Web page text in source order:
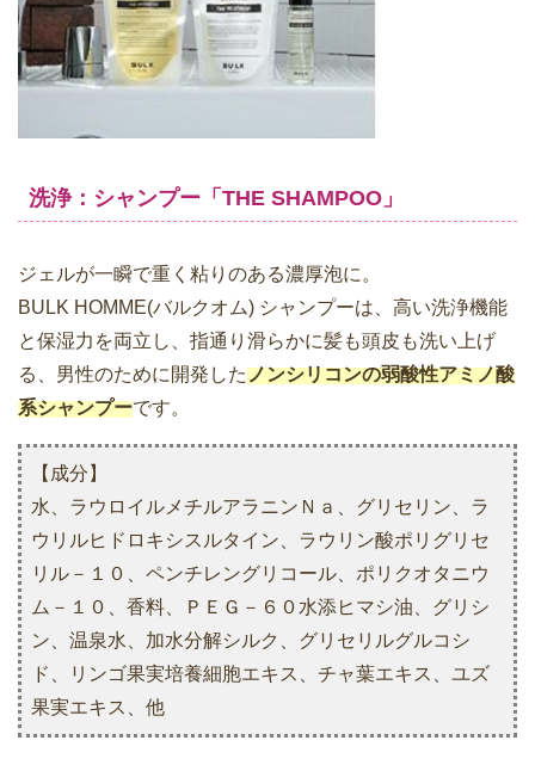
洗浄：シャンプー「THE SHAMPOO」
ジェルが一瞬で重く粘りのある濃厚泡に。
BULK HOMME(バルクオム) シャンプーは、高い洗浄機能
と保湿力を両立し、指通り滑らかに髪も頭皮も洗い上げ
る、男性のために開発したノンシリコンの弱酸性アミノ酸
系シャンプーです。
【成分】
水、ラウロイルメチルアラニンＮａ、グリセリン、ラ
ウリルヒドロキシスルタイン、ラウリン酸ポリグリセ
リル－１０、ペンチレングリコール、ポリクオタニウ
ム－１０、香料、ＰＥＧ－６０水添ヒマシ油、グリシ
ン、温泉水、加水分解シルク、グリセリルグルコシ
ド、リンゴ果実培養細胞エキス、チャ葉エキス、ユズ
果実エキス、他